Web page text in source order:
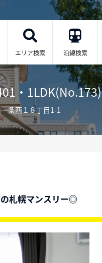
エリア検索 沿線検索
・1LDK(No.173)
条西１８丁目1-1
の札幌マンスリー◎